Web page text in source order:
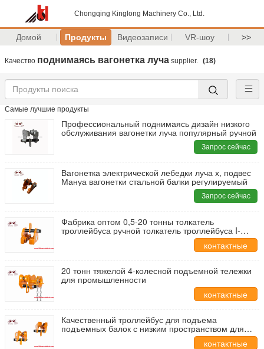
Chongqing Kinglong Machinery Co., Ltd.
Домой Продукты Видеозаписи VR-шоу >>
Качество поднимаясь вагонетка луча supplier. (18)
Самые лучшие продукты
Профессиональный поднимаясь дизайн низкого
обслуживания вагонетки луча популярный ручной
Запрос сейчас
Вагонетка электрической лебедки луча х, подвес
Мануа вагонетки стальной балки регулируемый
Запрос сейчас
Фабрика оптом 0,5-20 тонны толкатель
троллейбуса ручной толкатель троллейбуса I-
контактные
данные
20 тонн тяжелой 4-колесной подъемной тележки
для промышленности
контактные
данные
Качественный троллейбус для подъема
подъемных балок с низким пространством для
контактные